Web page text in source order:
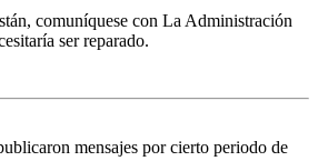
comuníquese con La Administración
ser reparado.
mensajes por cierto periodo de